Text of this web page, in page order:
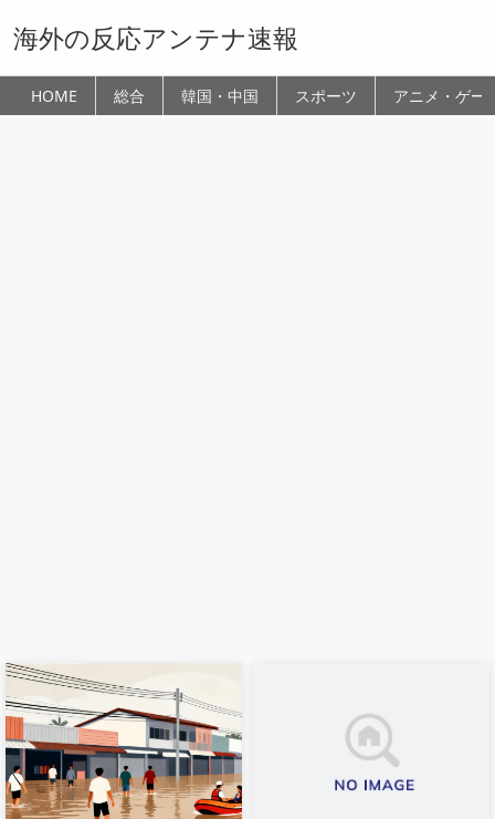
海外の反応アンテナ速報
HOME 総合 韓国・中国 スポーツ アニメ・ゲー